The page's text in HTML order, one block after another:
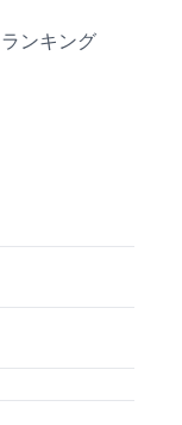
ランキング